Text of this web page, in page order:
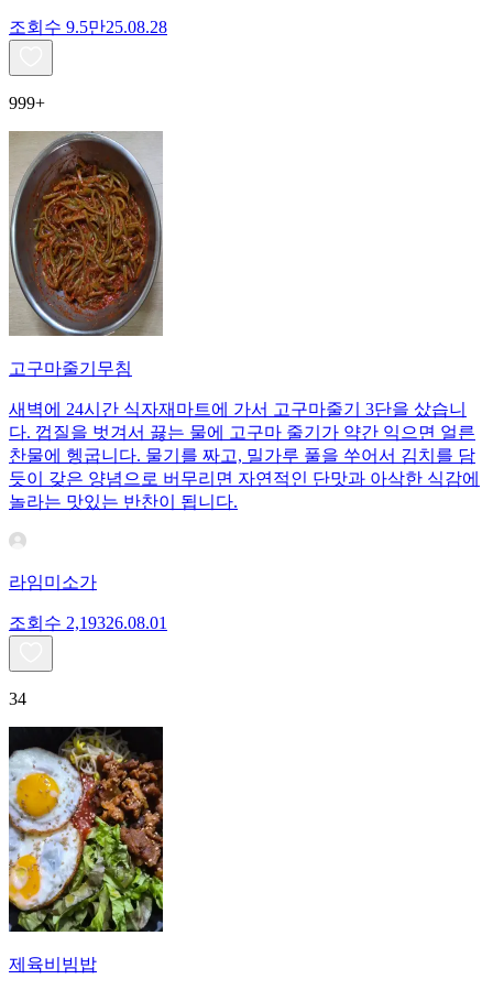
조회수 9.5만25.08.28
999+
고구마줄기무침
새벽에 24시간 식자재마트에 가서 고구마줄기 3단을 샀습니
다. 껍질을 벗겨서 끓는 물에 고구마 줄기가 약간 익으면 얼른
찬물에 헹굽니다. 물기를 짜고, 밀가루 풀을 쑤어서 김치를 담
듯이 갖은 양념으로 버무리면 자연적인 단맛과 아삭한 식감에
놀라는 맛있는 반찬이 됩니다.
라임미소가
조회수 2,19326.08.01
34
제육비빔밥